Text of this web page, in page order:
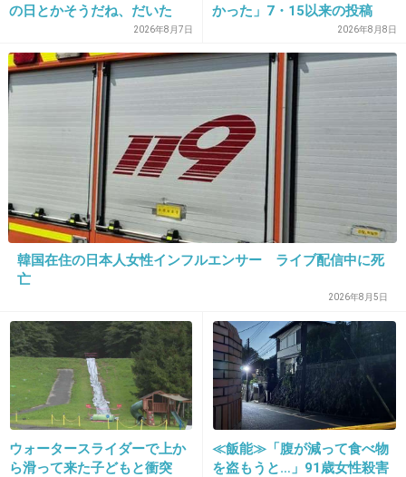
の日とかそうだね、だいた
2026年8月7日
かった」7・15以来の投稿
「文〇砲より遥かに威力は弱
いが…」
2026年8月8日
韓国在住の日本人女性インフルエンサー ライブ配信中に死
亡
2026年8月5日
ウォータースライダーで上か
ら滑って来た子どもと衝突
≪飯能≫「腹が減って食べ物
を盗もうと…」91歳女性殺害